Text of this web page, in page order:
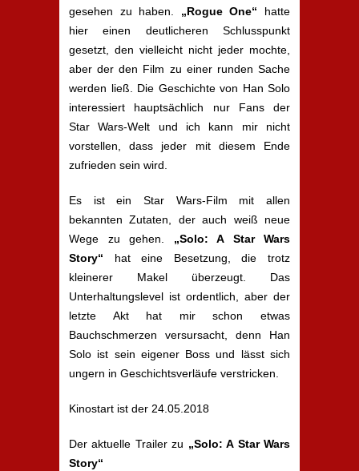
gesehen zu haben. „Rogue One“ hatte
hier einen deutlicheren Schlusspunkt
gesetzt, den vielleicht nicht jeder mochte,
aber der den Film zu einer runden Sache
werden ließ. Die Geschichte von Han Solo
interessiert hauptsächlich nur Fans der
Star Wars-Welt und ich kann mir nicht
vorstellen, dass jeder mit diesem Ende
zufrieden sein wird.
Es ist ein Star Wars-Film mit allen
bekannten Zutaten, der auch weiß neue
Wege zu gehen. „Solo: A Star Wars
Story“ hat eine Besetzung, die trotz
kleinerer Makel überzeugt. Das
Unterhaltungslevel ist ordentlich, aber der
letzte Akt hat mir schon etwas
Bauchschmerzen versursacht, denn Han
Solo ist sein eigener Boss und lässt sich
ungern in Geschichtsverläufe verstricken.
Kinostart ist der 24.05.2018
Der aktuelle Trailer zu „Solo: A Star Wars
Story“